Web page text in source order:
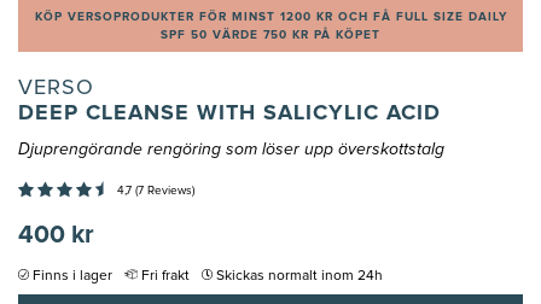
KÖP VERSOPRODUKTER FÖR MINST 1200 KR OCH FÅ FULL SIZE DAILY
SPF 50 VÄRDE 750 KR PÅ KÖPET
VERSO
DEEP CLEANSE WITH SALICYLIC ACID
Djuprengörande rengöring som löser upp överskottstalg
4,7 (7 Reviews)
400 kr
Finns i lager Fri frakt Skickas normalt inom 24h